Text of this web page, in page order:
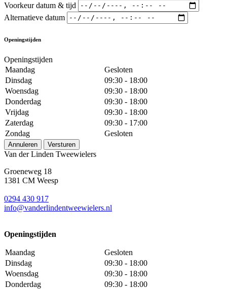
Voorkeur datum & tijd
Alternatieve datum
Openingstijden
Openingstijden
Maandag
Gesloten
Dinsdag
09:30 - 18:00
Woensdag
09:30 - 18:00
Donderdag
09:30 - 18:00
Vrijdag
09:30 - 18:00
Zaterdag
09:30 - 17:00
Zondag
Gesloten
Annuleren Versturen
Van der Linden Tweewielers
Groeneweg 18
1381 CM Weesp
0294 430 917
info@vanderlindentweewielers.nl
Openingstijden
Maandag
Gesloten
Dinsdag
09:30 - 18:00
Woensdag
09:30 - 18:00
Donderdag
09:30 - 18:00